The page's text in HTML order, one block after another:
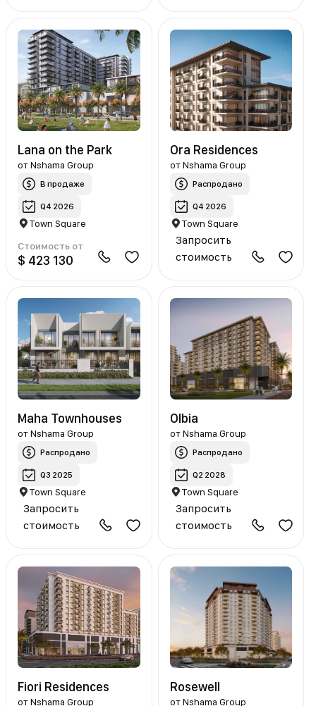
Lana on the Park
отNshama Group
В продаже
Q4 2026
Town Square
Стоимость от
$ 423 130
Ora Residences
от Nshama Group
Распродано
Q4 2026
Town Square
Запросить
стоимость
Maha Townhouses
отNshama Group
Распродано
Q3 2025
Town Square
Запросить
стоимость
Olbia
от Nshama Group
Распродано
Q2 2028
Town Square
Запросить
стоимость
Fiori Residences
отNshama Group
Rosewell
от Nshama Group